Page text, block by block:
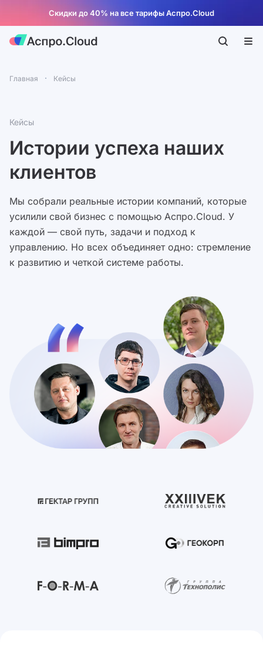
Скидки до 40% на все тарифы Аспро.Cloud
Главная Кейсы
Кейсы
Истории успеха наших
клиентов
Мы собрали реальные истории компаний, которые
усилили свой бизнес с помощью Аспро.Cloud. У
каждой — свой путь, задачи и подход к
управлению. Но всех объединяет одно: стремление
к развитию и четкой системе работы.